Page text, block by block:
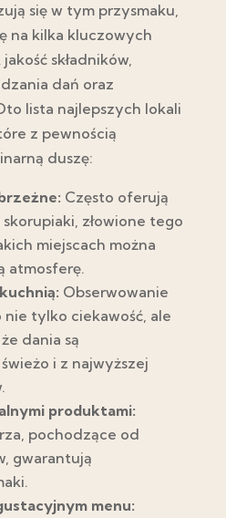
się w tym przysmaku,
na kilka kluczowych
składników,
dań oraz
lista najlepszych lokali
z pewnością
duszę:
Często oferują
złowione tego
miejscach można
atmosferę.
Obserwowanie
tylko ciekawość, ale
dania są
i z najwyższej
produktami:
pochodzące od
gwarantują
menu: